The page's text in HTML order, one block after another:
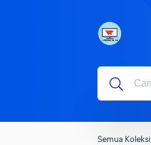
Semua Koleksi